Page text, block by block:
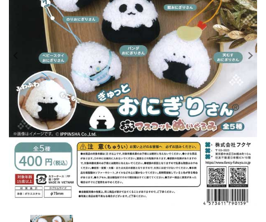
カプセルトイ
販促用空カプセル
レンタル
景品・玩具・文具
販促用カプセルトイ